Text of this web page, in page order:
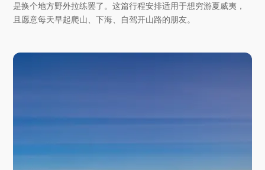
是换个地方野外拉练罢了。这篇行程安排适用于想穷游夏威夷，
且愿意每天早起爬山、下海、自驾开山路的朋友。